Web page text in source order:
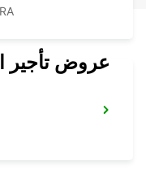
عروض تأجير